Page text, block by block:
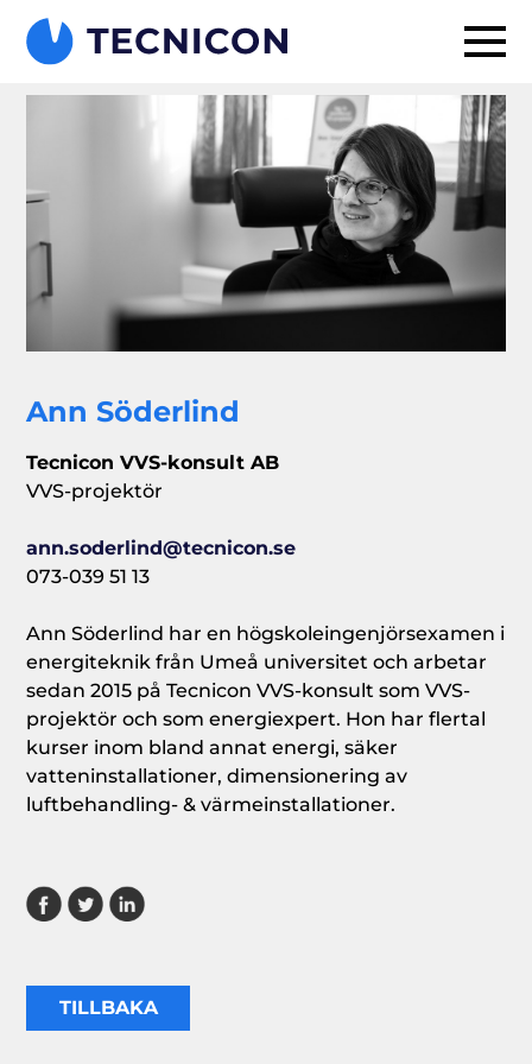
Ann Söderlind
Tecnicon VVS-konsult AB
VVS-projektör
ann.soderlind@tecnicon.se
073-039 51 13
Ann Söderlind har en högskoleingenjörsexamen i
energiteknik från Umeå universitet och arbetar
sedan 2015 på Tecnicon VVS-konsult som VVS-
projektör och som energiexpert. Hon har flertal
kurser inom bland annat energi, säker
vatteninstallationer, dimensionering av
luftbehandling- & värmeinstallationer.
TILLBAKA